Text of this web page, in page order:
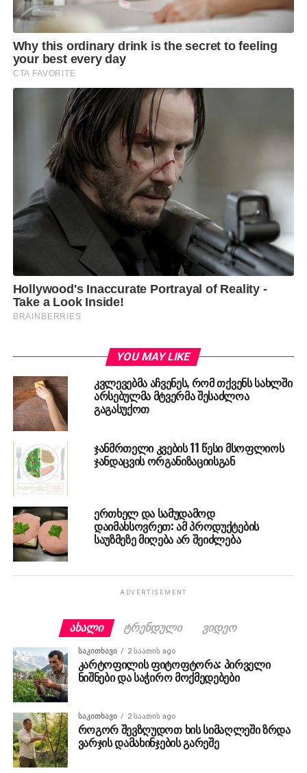
YOU MAY LIKE
კვლევებმა აჩვენეს, რომ თქვენს სახლში
არსებულმა მტვერმა შესაძლოა
გაგასუქოთ
ჯანმრთელი კვების 11 წესი მსოფლიოს
ჯანდაცვის ორგანიზაციისგან
ერთხელ და სამუდამოდ
დაიმახსოვრეთ: ამ პროდუქტების
საუზმეზე მიღება არ შეიძლება
ADVERTISEMENT
ᲐᲮᲐᲚᲘ ᲢᲠᲔᲜᲓᲣᲚᲘ ᲕᲘᲓᲔᲝ
ᲡᲐᲙᲘᲗᲮᲐᲕᲘ 2 საათის ago
კარტოფილის ფიტოფტორა: პირველი
ნიშნები და საჭირო მოქმედებები
ᲡᲐᲙᲘᲗᲮᲐᲕᲘ 2 საათის ago
როგორ შევზღუდოთ ხის სიმაღლეში ზრდა
ვარჯის დამახინჯების გარეშე